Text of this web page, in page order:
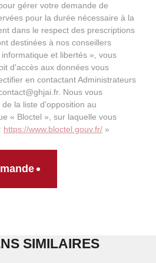
gérer votre demande de
pour la durée nécessaire à la
dans le respect des prescriptions
destinées à nos conseillers
et libertés », vous
d'accès aux données vous
en contactant Administrateurs
Nous vous
la liste d'opposition au
« Bloctel », sur laquelle vous
https://www.bloctel.gouv.fr/ »
SIMILAIRES